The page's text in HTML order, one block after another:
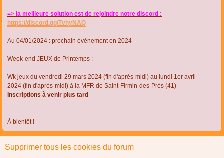
=> la meilleure solution est de rejoindre notre discord :
https://discord.gg/TvhyNAQ
Au 04/01/2024 : prochain évènement en 2024
Week-end JEUX de Printemps :
Wk jeux du vendredi 29 mars 2024 (fin d'après-midi) au lundi 1er avril
2024 (fin d'après-midi) à la MFR de Saint-Firmin-des-Près (41)
Inscriptions à venir plus tard
À bientôt !
Supprimer tous les cookies du forum